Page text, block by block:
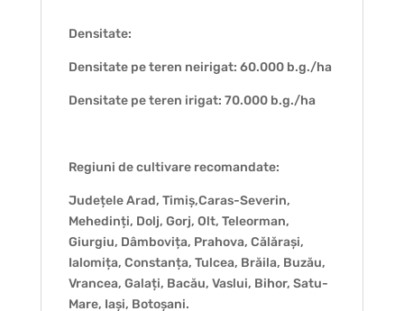
Densitate:
Densitate pe teren neirigat: 60.000 b.g./ha
Densitate pe teren irigat: 70.000 b.g./ha
Regiuni de cultivare recomandate:
Județele Arad, Timiș,Caras-Severin,
Mehedinți, Dolj, Gorj, Olt, Teleorman,
Giurgiu, Dâmbovița, Prahova, Călărași,
Ialomița, Constanța, Tulcea, Brăila, Buzău,
Vrancea, Galați, Bacău, Vaslui, Bihor, Satu-
Mare, Iași, Botoșani.